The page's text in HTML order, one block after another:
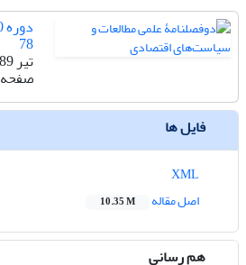
78
تیر 1389
صفحه
فایل ها
اصل مقاله
10.35 M
هم رسانی